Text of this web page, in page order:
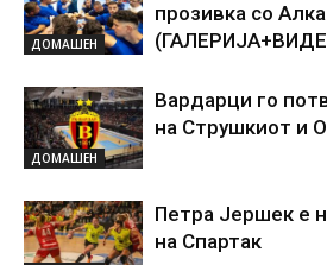
ДОМАШЕН
прозивка со
ДОМАШЕН
Вардарци го
на Струшкиот и
Петра Јершек е
на Спартак